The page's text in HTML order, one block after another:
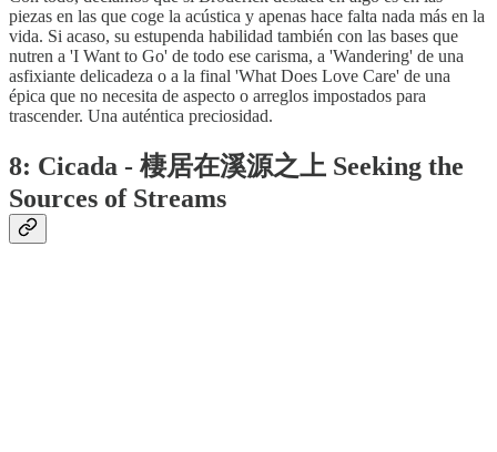
piezas en las que coge la acústica y apenas hace falta nada más en la
vida. Si acaso, su estupenda habilidad también con las bases que
nutren a 'I Want to Go' de todo ese carisma, a 'Wandering' de una
asfixiante delicadeza o a la final 'What Does Love Care' de una
épica que no necesita de aspecto o arreglos impostados para
trascender. Una auténtica preciosidad.
8: Cicada - 棲居在溪源之上 Seeking the
Sources of Streams